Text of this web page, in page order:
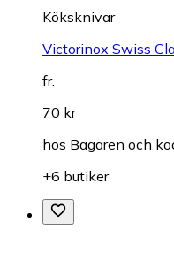
Köksknivar
Victorinox Swiss
fr.
70 kr
hos Bagaren och
+6 butiker